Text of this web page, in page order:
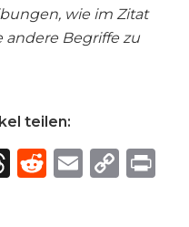
wie im Zitat
andere Begriffe zu
teilen:
T
R
E
C